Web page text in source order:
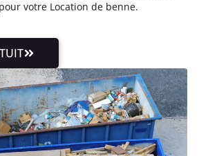
votre Location de benne.